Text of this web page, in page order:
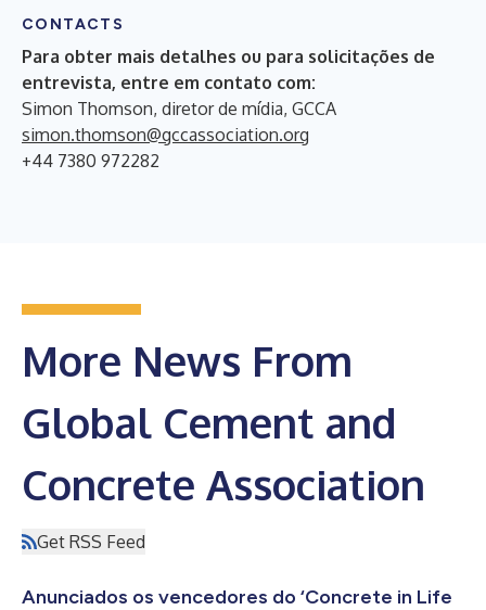
CONTACTS
Para obter mais detalhes ou para solicitações de
entrevista, entre em contato com:
Simon Thomson, diretor de mídia, GCCA
simon.thomson@gccassociation.org
+44 7380 972282
More News From
Global Cement and
Concrete Association
Get RSS Feed
Anunciados os vencedores do ‘Concrete in Life